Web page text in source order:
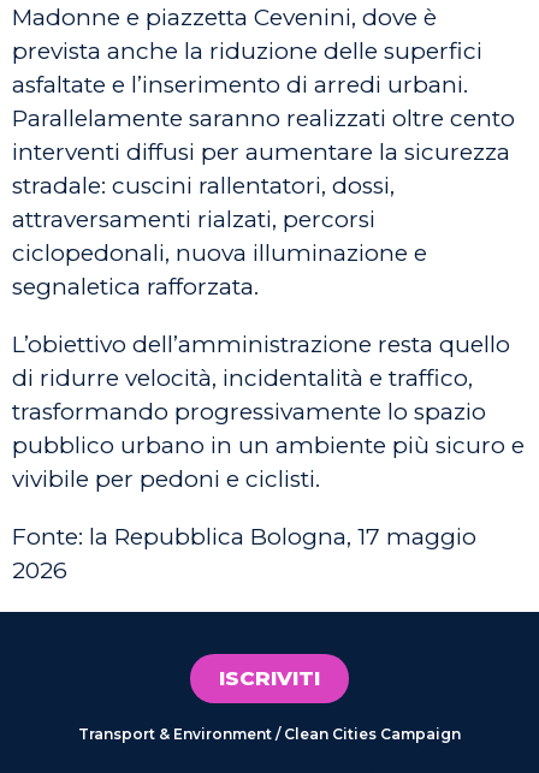
Madonne e piazzetta Cevenini, dove è
prevista anche la riduzione delle superfici
asfaltate e l’inserimento di arredi urbani.
Parallelamente saranno realizzati oltre cento
interventi diffusi per aumentare la sicurezza
stradale: cuscini rallentatori, dossi,
attraversamenti rialzati, percorsi
ciclopedonali, nuova illuminazione e
segnaletica rafforzata.
L’obiettivo dell’amministrazione resta quello
di ridurre velocità, incidentalità e traffico,
trasformando progressivamente lo spazio
pubblico urbano in un ambiente più sicuro e
vivibile per pedoni e ciclisti.
Fonte: la Repubblica Bologna, 17 maggio
2026
ISCRIVITI
Transport & Environment / Clean Cities Campaign